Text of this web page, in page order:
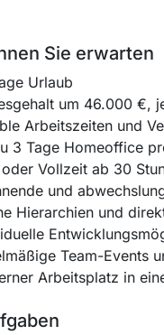
Sie erwarten
Urlaub
um 46.000 €,
Arbeitszeiten und
3 Tage Homeoffice
Vollzeit ab 30
und
Hierarchien und
Team-Events
Arbeitsplatz in